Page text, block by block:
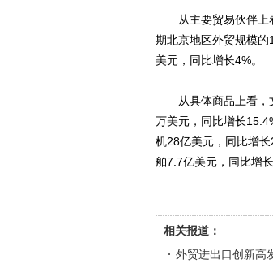
从主要贸易伙伴上看
期北京地区外贸规模
美元，同比增长4%。
从具体商品上看，文
万美元，同比增长
机28亿美元，同比增
舶7.7亿美元，同比增
相关报道：
外贸进出口创新高